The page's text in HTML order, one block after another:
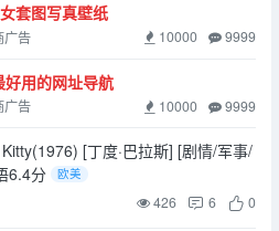
套图写真壁纸
广告 10000 9999
用的网址导航
广告 10000 9999
[丁度·巴拉斯] [剧情/军事/
6.4分
欧美
426 6 0